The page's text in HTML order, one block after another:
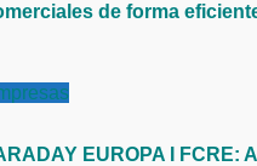
de forma
EUROPA I FCRE: